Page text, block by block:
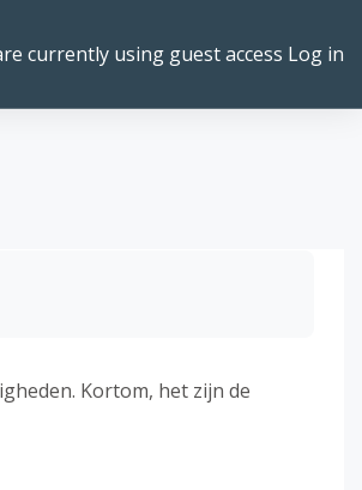
currently using guest access Log in
Kortom, het zijn de